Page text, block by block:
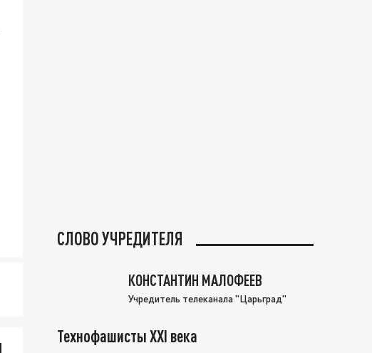
СЛОВО УЧРЕДИТЕЛЯ
КОНСТАНТИН МАЛОФЕЕВ
Учредитель телеканала "Царьград"
Технофашисты XXI века